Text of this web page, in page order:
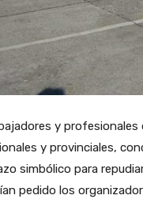
y profesionales
y provinciales,
simbólico para
pedido los